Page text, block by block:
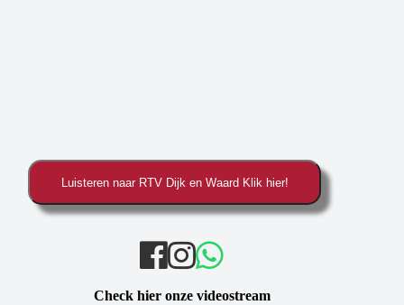
Check hier onze videostream